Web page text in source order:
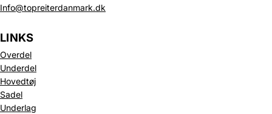
Info@topreiterdanmark.dk
LINKS
Overdel
Underdel
Hovedtøj
Sadel
Underlag